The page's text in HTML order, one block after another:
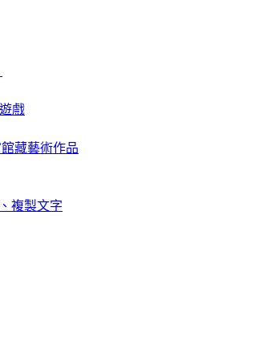
戲
藏藝術作品
複製文字